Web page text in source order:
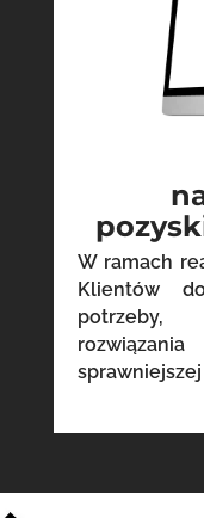
W ramach
Klientów
potrzeby,